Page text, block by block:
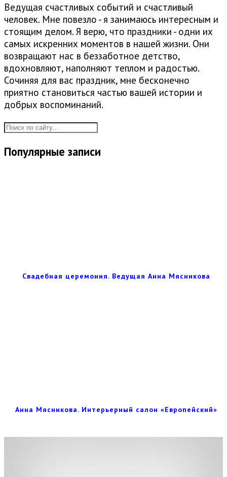
Ведущая счастливых событий и счастливый
человек. Мне повезло - я занимаюсь интересным и
стоящим делом. Я верю, что праздники - одни их
самых искренних моментов в нашей жизни. Они
возвращают нас в беззаботное детство,
вдохновляют, наполняют теплом и радостью.
Сочиняя для вас праздник, мне бесконечно
приятно становиться частью вашей истории и
добрых воспоминаний.
Популярные записи
Свадебная церемония. Ведущая Анна Мясникова
Анна Мясникова. Интерьерный салон «Европейский»